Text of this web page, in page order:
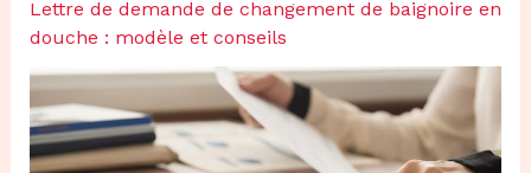
Lettre de demande de changement de baignoire en
douche : modèle et conseils